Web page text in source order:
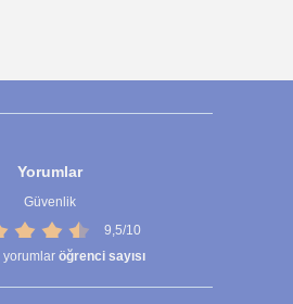
Yorumlar
Güvenlik
9,5/10
yorumlar öğrenci sayısı